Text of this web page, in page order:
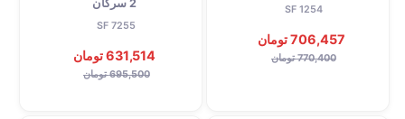
SF 1254
706,457 تومان
770,400 تومان
2 سرکان
SF 7255
631,514 تومان
695,500 تومان